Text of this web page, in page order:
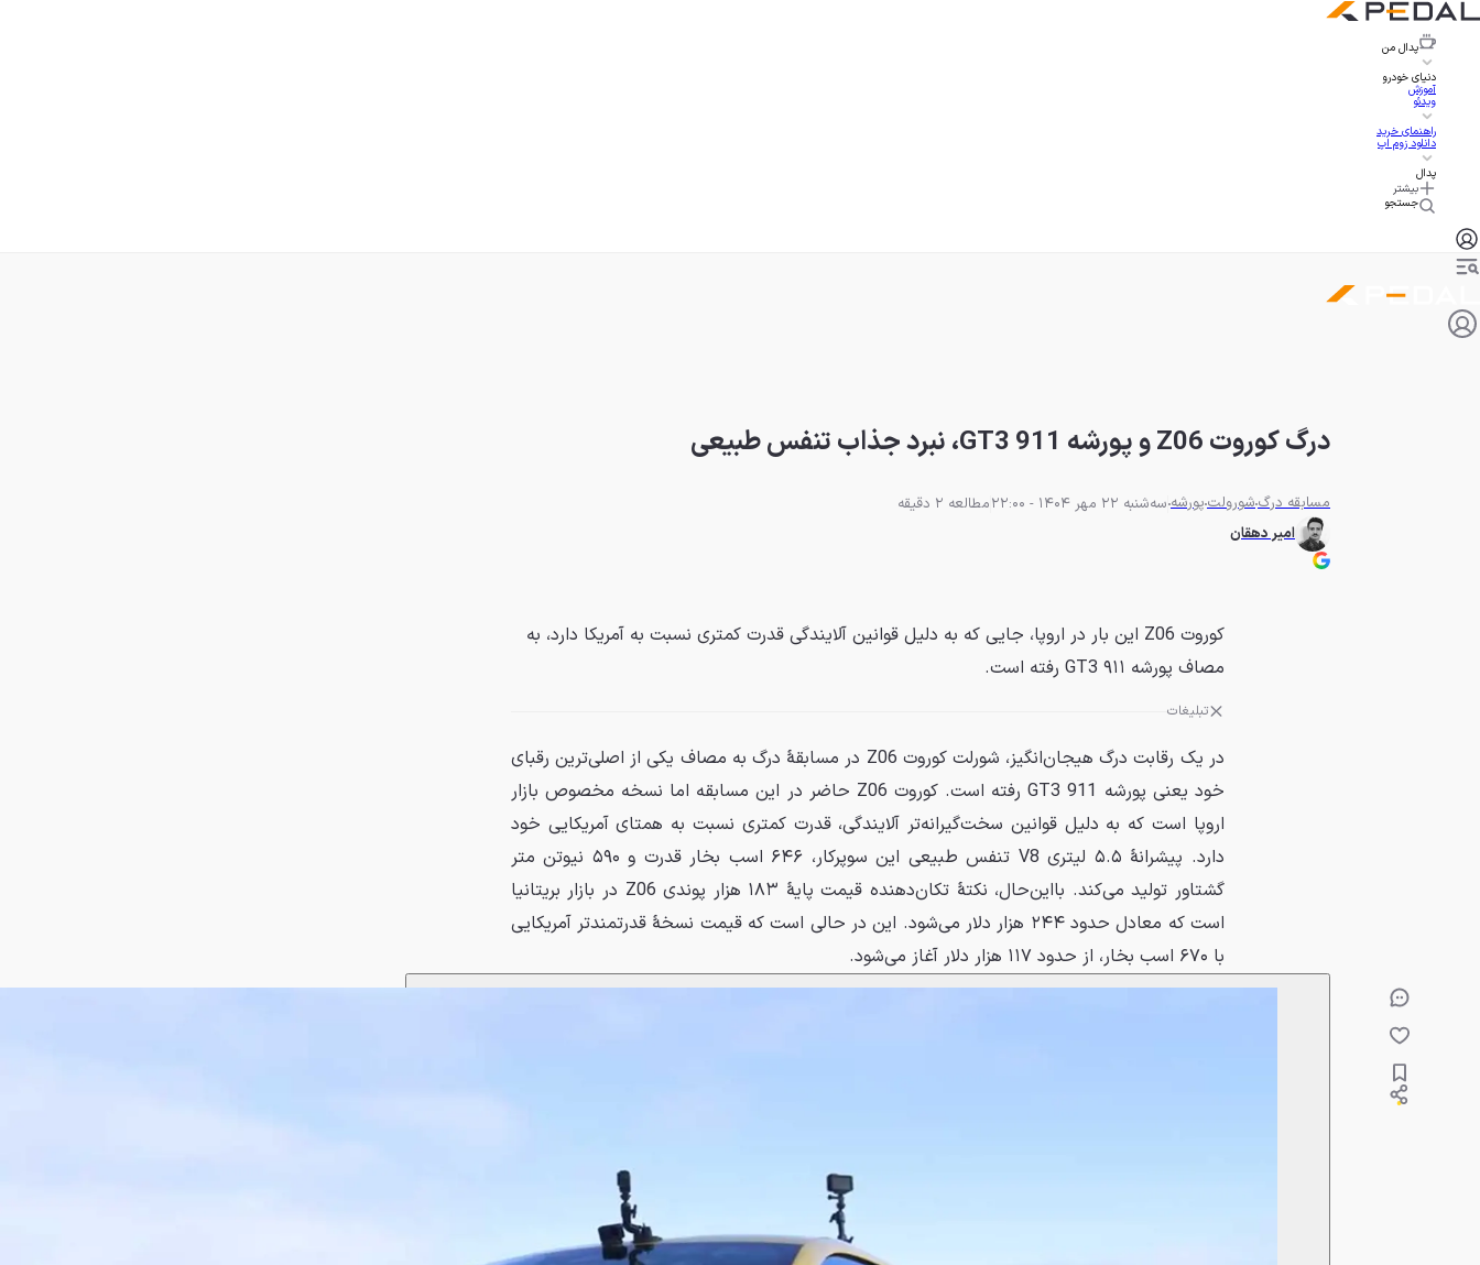
پدال من
دنیای خودرو
آموزش
ویدئو
راهنمای خرید
دانلود زوم اپ
پدال
بیشتر
جستجو
درگ کوروت Z06 و پورشه 911 GT3، نبرد جذاب تنفس طبیعی
مسابقه درگشورولتپورشه سه‌شنبه 22 مهر 1404 - 22:00
مطالعه 2 دقیقه
امیر دهقان
کوروت Z06 این بار در اروپا، جایی که به دلیل قوانین آلایندگی قدرت کمتری نسبت به آمریکا دارد، به
مصاف پورشه ۹۱۱ GT3 رفته است.
تبلیغات
در یک رقابت درگ هیجان‌انگیز، شورلت کوروت Z06 در مسابقهٔ درگ به مصاف یکی از اصلی‌ترین رقبای
خود یعنی پورشه 911 GT3 رفته است. کوروت Z06 حاضر در این مسابقه اما نسخه مخصوص بازار
اروپا است که به دلیل قوانین سخت‌گیرانه‌تر آلایندگی، قدرت کمتری نسبت به همتای آمریکایی خود
دارد. پیشرانهٔ ۵.۵ لیتری V8 تنفس طبیعی این سوپرکار، ۶۴۶ اسب بخار قدرت و ۵۹۰ نیوتن متر
گشتاور تولید می‌کند. بااین‌حال، نکتهٔ تکان‌دهنده قیمت پایهٔ ۱۸۳ هزار پوندی Z06 در بازار بریتانیا
است که معادل حدود ۲۴۴ هزار دلار می‌شود. این در حالی است که قیمت نسخهٔ قدرتمندتر آمریکایی
با ۶۷۰ اسب بخار، از حدود ۱۱۷ هزار دلار آغاز می‌شود.